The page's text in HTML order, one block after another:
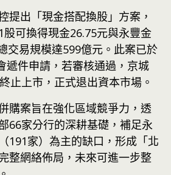
提出「現金搭配換股」方案，
股可換得現金26.75元與永豐金
交易規模達599億元。此案已於
遞件申請，若審核通過，京城
止上市，正式退出資本市場。
購案旨在強化區域競爭力，透
66家分行的深耕基礎，補足永
191家）為主的缺口，形成「北
整網絡佈局，未來可進一步整